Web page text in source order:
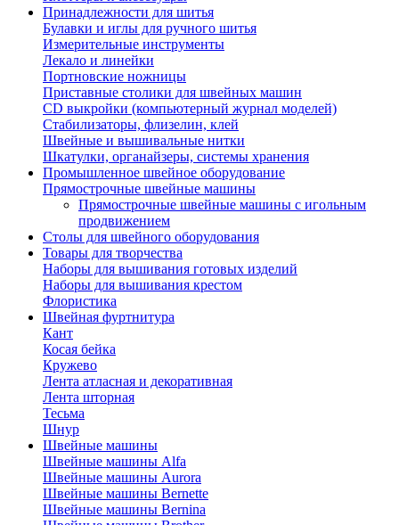
Принадлежности для шитья
Булавки и иглы для ручного шитья
Измерительные инструменты
Лекало и линейки
Портновские ножницы
Приставные столики для швейных машин
СD выкройки (компьютерный журнал моделей)
Стабилизаторы, флизелин, клей
Швейные и вышивальные нитки
Шкатулки, органайзеры, системы хранения
Промышленное швейное оборудование
Прямострочные швейные машины
Прямострочные швейные машины с игольным
продвижением
Столы для швейного оборудования
Товары для творчества
Наборы для вышивания готовых изделий
Наборы для вышивания крестом
Флористика
Швейная фуртнитура
Кант
Косая бейка
Кружево
Лента aтласная и декоративная
Лента шторная
Тесьма
Шнур
Швейные машины
Швейные машины Alfa
Швейные машины Aurora
Швейные машины Bernette
Швейные машины Bernina